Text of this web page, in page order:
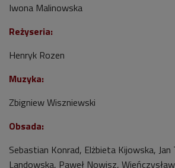
Iwona Malinowska
Reżyseria:
Henryk Rozen
Muzyka:
Zbigniew Wiszniewski
Obsada:
Sebastian Konrad, Elżbieta Kijowska,
Landowska, Paweł Nowisz,